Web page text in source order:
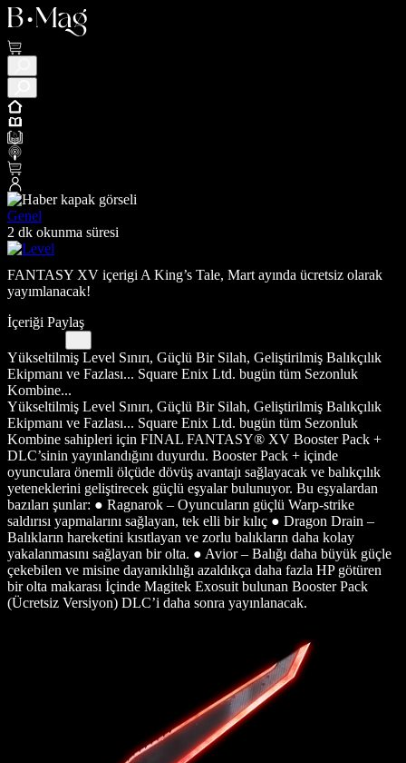
Genel
2 dk okunma süresi
FANTASY XV içerigi A King’s Tale, Mart ayında ücretsiz olarak
yayımlanacak!
İçeriği Paylaş
Yükseltilmiş Level Sınırı, Güçlü Bir Silah, Geliştirilmiş Balıkçılık
Ekipmanı ve Fazlası... Square Enix Ltd. bugün tüm Sezonluk
Kombine...
Yükseltilmiş Level Sınırı, Güçlü Bir Silah, Geliştirilmiş Balıkçılık
Ekipmanı ve Fazlası... Square Enix Ltd. bugün tüm Sezonluk
Kombine sahipleri için FINAL FANTASY® XV Booster Pack +
DLC’sinin yayınlandığını duyurdu. Booster Pack + içinde
oyunculara önemli ölçüde dövüş avantajı sağlayacak ve balıkçılık
yeteneklerini geliştirecek güçlü eşyalar bulunuyor. Bu eşyalardan
bazıları şunlar: ● Ragnarok – Oyuncuların güçlü Warp-strike
saldırısı yapmalarını sağlayan, tek elli bir kılıç ● Dragon Drain –
Balıkların hareketini kısıtlayan ve zorlu balıkların daha kolay
yakalanmasını sağlayan bir olta. ● Avior – Balığı daha büyük güçle
çekebilen ve misine dayanıklılığı azaldıkça daha fazla HP götüren
bir olta makarası İçinde Magitek Exosuit bulunan Booster Pack
(Ücretsiz Versiyon) DLC’i daha sonra yayınlanacak.